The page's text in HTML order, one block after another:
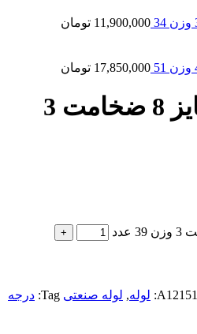
11,900,000 تومان
17,850,000 تومان
لوله صنعتی سایز 8 ضخامت 3
لوله, لوله صنعتی Tag: درجه